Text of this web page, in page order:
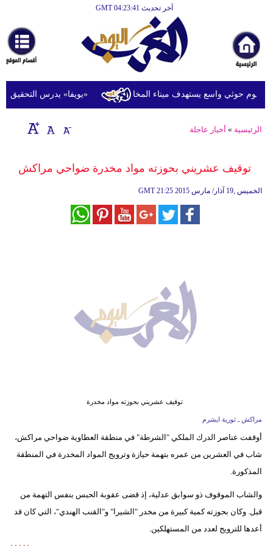
آخر تحديث GMT 04:23:41
أخبارعاجلة
رياضة
ثقافة
إقتصاد
وموسيقى
مرأة
إسلامية
«يويفا» يدرس التحقيق في حوثي واسع يستهدف ميناء المخا
الرئيسية » أخبار عاجلة
توقيف عشريني بحوزته مواد مخدرة ضواحي مراكش
GMT 21:25 2015 الخميس ,19 آذار/ مارس
توقيف عشريني بحوزته مواد مخدرة
مراكش ـ ثورية ايشرم
أوقفت عناصر الدرك الملكي "الشرطة" في منطقة العطاوية ضواحي مراكش،
شاب في العشرين من عمره بتهمة حيازة وترويج المواد المخدرة في المنطقة
المذكورة.
والشاب الموقوف ذو سوابق عدلية، إذ قضى عقوبة الحبس بنفس التهمة من
قبل. وكان بحوزته كمية كبيرة من مخدر "الشيرا" و"القنب الهندي"، التي كان قد
أعدها للترويج لعدد من المستهلكين.